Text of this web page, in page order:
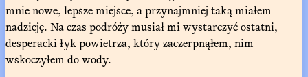
mnie nowe, lepsze miejsce, a przynajmniej taką miałem
nadzieję. Na czas podróży musiał mi wystarczyć ostatni,
desperacki łyk powietrza, który zaczerpnąłem, nim
wskoczyłem do wody.